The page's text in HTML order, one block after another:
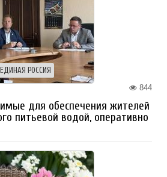
ЕДИНАЯ РОССИЯ
844
для обеспечения жителей
питьевой водой, оперативно